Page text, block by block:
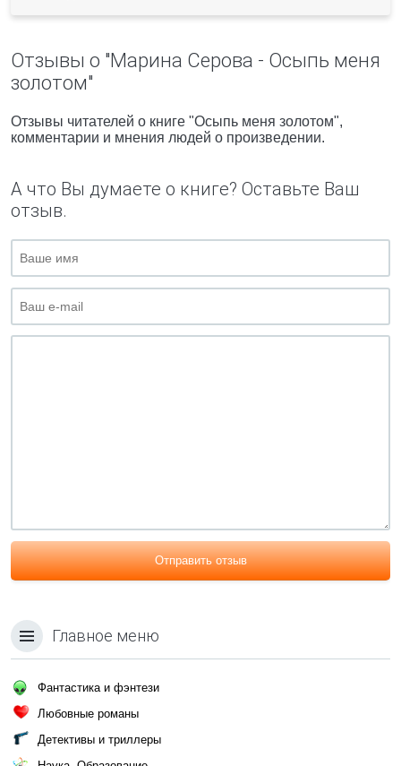
Отзывы о "Марина Серова - Осыпь меня
золотом"
Отзывы читателей о книге "Осыпь меня золотом",
комментарии и мнения людей о произведении.
А что Вы думаете о книге? Оставьте Ваш
отзыв.
Отправить отзыв
Главное меню
Фантастика и фэнтези
Любовные романы
Детективы и триллеры